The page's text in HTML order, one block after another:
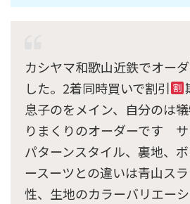
カシヤマ和歌山近鉄でオー
した。2着同時買いで割引
息子のをメイン、自分のは
りまくりのオーダーです サ
パターンスタイル、裏地、
ースーツとの違いは青山ス
性、生地のカラーバリエー